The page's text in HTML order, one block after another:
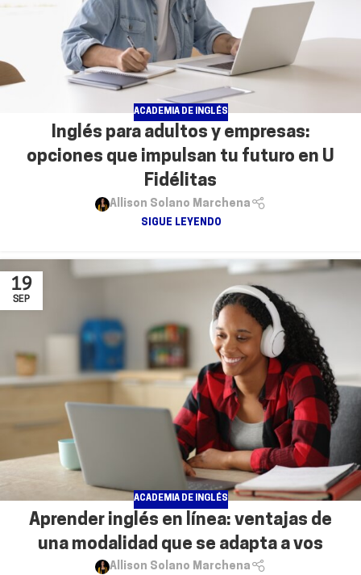
ACADEMIA DE INGLÉS
Inglés para adultos y empresas:
opciones que impulsan tu futuro en U
Fidélitas
Allison Solano Marchena
SIGUE LEYENDO
19
SEP
ACADEMIA DE INGLÉS
Aprender inglés en línea: ventajas de
una modalidad que se adapta a vos
Allison Solano Marchena